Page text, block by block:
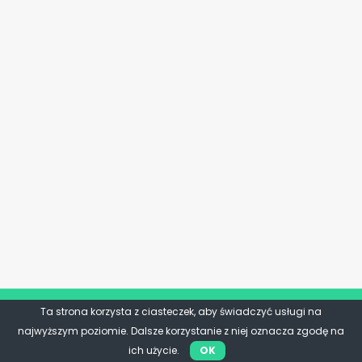
Ta strona korzysta z ciasteczek, aby świadczyć usługi na
najwyższym poziomie. Dalsze korzystanie z niej oznacza zgodę na
ich użycie.
OK